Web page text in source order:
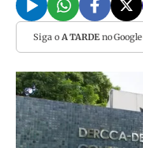
Siga o A TARDEno Google